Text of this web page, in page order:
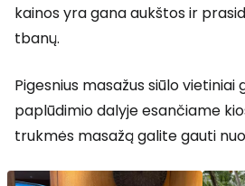
kainos yra gana aukštos ir
tbanų.
Pigesnius masažus siūlo
paplūdimio dalyje esančiame
trukmės masažą galite gauti